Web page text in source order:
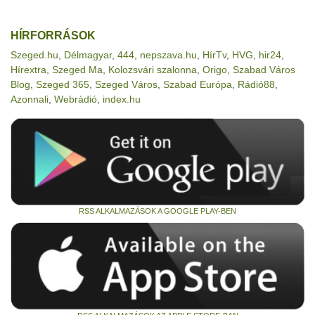
HÍRFORRÁSOK
Szeged.hu Délmagyar, 444 nepszava.hu HírTv, HVG hir24
Hírextra Szeged Ma Kolozsvári szalonna Origo Szabad Város
Blog Szeged 365 Szeged Város Szabad Európa Rádió88
Azonnali Webrádió index.hu
RSS ALKALMAZÁSOK A GOOGLE PLAY-BEN